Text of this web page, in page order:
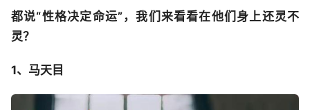
都说“性格决定命运”，我们来看看在他们身上还灵不
灵？
1、马天目